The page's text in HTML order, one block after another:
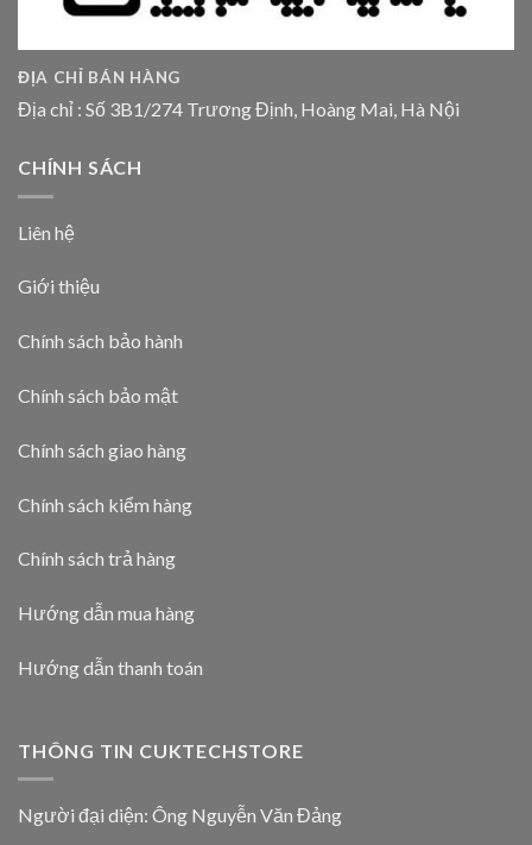
ĐỊA CHỈ BÁN HÀNG
Địa chỉ : Số 3B1/274 Trương Định, Hoàng Mai, Hà Nội
CHÍNH SÁCH
Liên hệ
Giới thiệu
Chính sách bảo hành
Chính sách bảo mật
Chính sách giao hàng
Chính sách kiểm hàng
Chính sách trả hàng
Hướng dẫn mua hàng
Hướng dẫn thanh toán
THÔNG TIN CUKTECHSTORE
Người đại diện: Ông Nguyễn Văn Đảng